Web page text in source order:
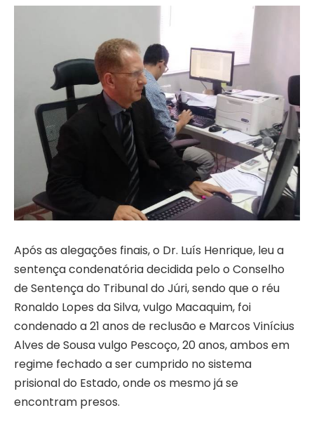
Após as alegações finais, o Dr. Luís Henrique, leu a
sentença condenatória decidida pelo o Conselho
de Sentença do Tribunal do Júri, sendo que o réu
Ronaldo Lopes da Silva, vulgo Macaquim, foi
condenado a 21 anos de reclusão e Marcos Vinícius
Alves de Sousa vulgo Pescoço, 20 anos, ambos em
regime fechado a ser cumprido no sistema
prisional do Estado, onde os mesmo já se
encontram presos.